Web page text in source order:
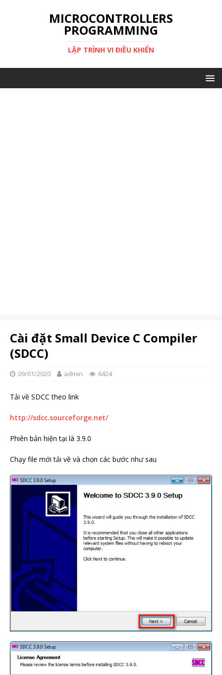
MICROCONTROLLERS
PROGRAMMING
LẬP TRÌNH VI ĐIỀU KHIỂN
Cài đặt Small Device C Compiler
(SDCC)
09/01/2020 admin 6424
Tải về SDCC theo link
http://sdcc.sourceforge.net/
Phiên bản hiện tại là 3.9.0
Chạy file mới tải về và chọn các bước như sau